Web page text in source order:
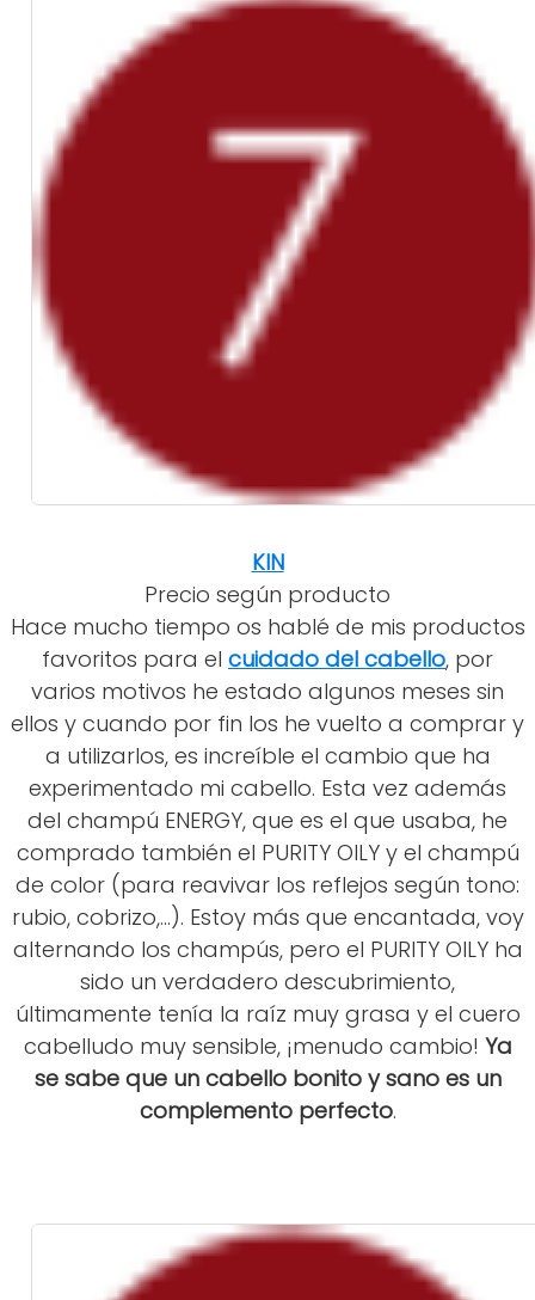
KIN
Precio según producto
Hace mucho tiempo os hablé de mis productos
favoritos para el cuidado del cabello, por
varios motivos he estado algunos meses sin
ellos y cuando por fin los he vuelto a comprar y
a utilizarlos, es increíble el cambio que ha
experimentado mi cabello. Esta vez además
del champú ENERGY, que es el que usaba, he
comprado también el PURITY OILY y el champú
de color (para reavivar los reflejos según tono:
rubio, cobrizo,...). Estoy más que encantada, voy
alternando los champús, pero el PURITY OILY ha
sido un verdadero descubrimiento,
últimamente tenía la raíz muy grasa y el cuero
cabelludo muy sensible, ¡menudo cambio! Ya
se sabe que un cabello bonito y sano es un
complemento perfecto.